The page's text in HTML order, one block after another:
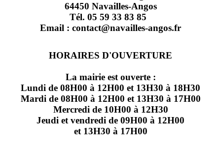
64450 Navailles-Angos
Tél. 05 59 33 83 85
Email : contact@navailles-angos.fr
HORAIRES D'OUVERTURE
La mairie est ouverte :
Lundi de 08H00 à 12H00 et 13H30 à 18H30
Mardi de 08H00 à 12H00 et 13H30 à 17H00
Mercredi de 10H00 à 12H30
Jeudi et vendredi de 09H00 à 12H00
et 13H30 à 17H00